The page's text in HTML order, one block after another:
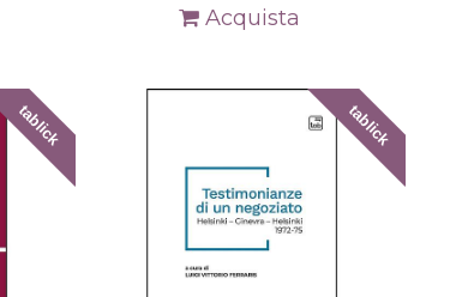
Acquista
tablick tablick